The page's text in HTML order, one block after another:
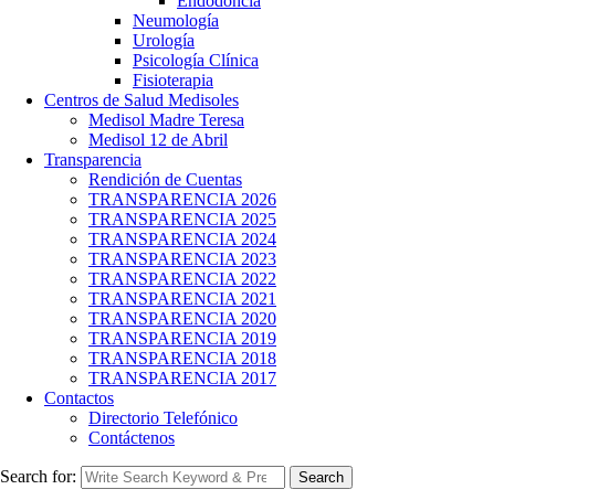
Neumología
Urología
Psicología Clínica
Fisioterapia
Centros de Salud Medisoles
Medisol Madre Teresa
Medisol 12 de Abril
Transparencia
Rendición de Cuentas
TRANSPARENCIA 2026
TRANSPARENCIA 2025
TRANSPARENCIA 2024
TRANSPARENCIA 2023
TRANSPARENCIA 2022
TRANSPARENCIA 2021
TRANSPARENCIA 2020
TRANSPARENCIA 2019
TRANSPARENCIA 2018
TRANSPARENCIA 2017
Contactos
Directorio Telefónico
Contáctenos
Search for: Search